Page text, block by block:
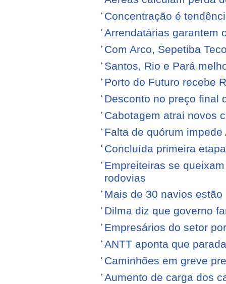
Concentração é
Arrendatárias garantem
Com Arco, Sepetiba
Santos, Rio e Pará
Porto do Futuro recebe
Desconto no preço final
Cabotagem atrai novos
Falta de quórum
Concluída primeira
Empreiteiras se
rodovias
Mais de 30 navios
Dilma diz que governo
Empresários do setor
ANTT aponta que
Caminhões em greve
Aumento de carga dos